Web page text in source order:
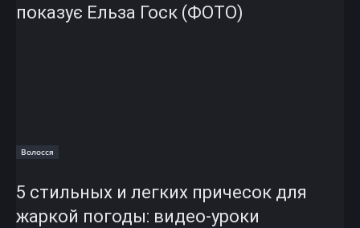
показує Ельза Госк (ФОТО)
Волосся
5 стильных и легких причесок для
жаркой погоды: видео-уроки